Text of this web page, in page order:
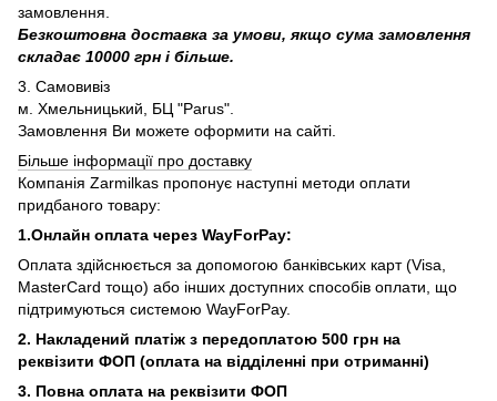
замовлення.
Безкоштовна доставка за умови, якщо сума замовлення
складає 10000 грн і більше.
3. Самовивіз
м. Хмельницький, БЦ "Parus".
Замовлення Ви можете оформити на сайті.
Більше інформації про доставку
Компанія Zarmilkas пропонує наступні методи оплати
придбаного товару:
1.Онлайн оплата через WayForPay:
Оплата здійснюється за допомогою банківських карт (Visa,
MasterCard тощо) або інших доступних способів оплати, що
підтримуються системою WayForPay.
2. Накладений платіж з передоплатою 500 грн на
реквізити ФОП (оплата на відділенні при отриманні)
3. Повна оплата на реквізити ФОП